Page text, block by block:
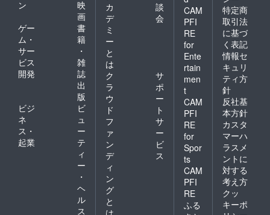
海産
和歌山
県有田
郡湯浅
町町田
325 ※納
期は予
期せぬ
事態に
より遅
れる場
合がご
ざいま
す。あ
らかじ
めご承
知くだ
さい。
ン
映
画
ゲー
ム・
サー
ビス
開発
書
籍
・
雑
誌
出
版
ビジ
ネ
ス・
起業
ビ
ュ
ー
テ
ィ
ー
・
ヘ
ル
ス
カ
デ
ミ
ー
と
は
談
会
ク
ラ
ウ
ド
フ
ァ
ン
デ
ィ
ン
グ
と
は
サ
ポ
ー
ト
サ
ー
ビ
ス
CAM
PFI
RE
for
Ente
rtain
men
t
CAM
PFI
RE
for
Spor
ts
CAM
PFI
RE
ふる
特定商
取引法
に基づ
く表記
情報セ
キュリ
ティ方
針
反社基
本方針
カスタ
マーハ
ラスメ
ントに
対する
考え方
クッ
キーポ